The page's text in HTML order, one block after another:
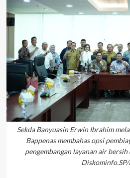
Sekda Banyuasin Erwin Ibrahim
Bappenas membahas opsi
pengembangan layanan air bersih